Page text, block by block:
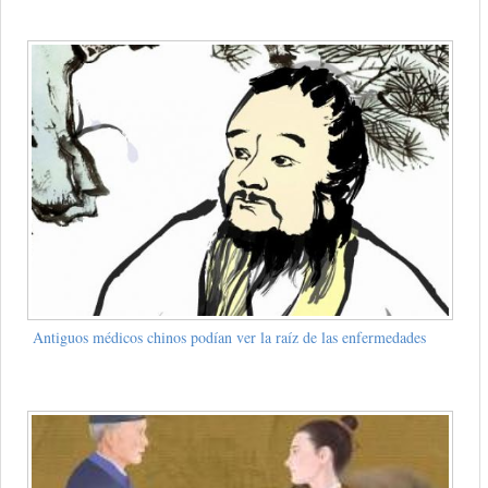
Antiguos médicos chinos podían ver la raíz de las enfermedades